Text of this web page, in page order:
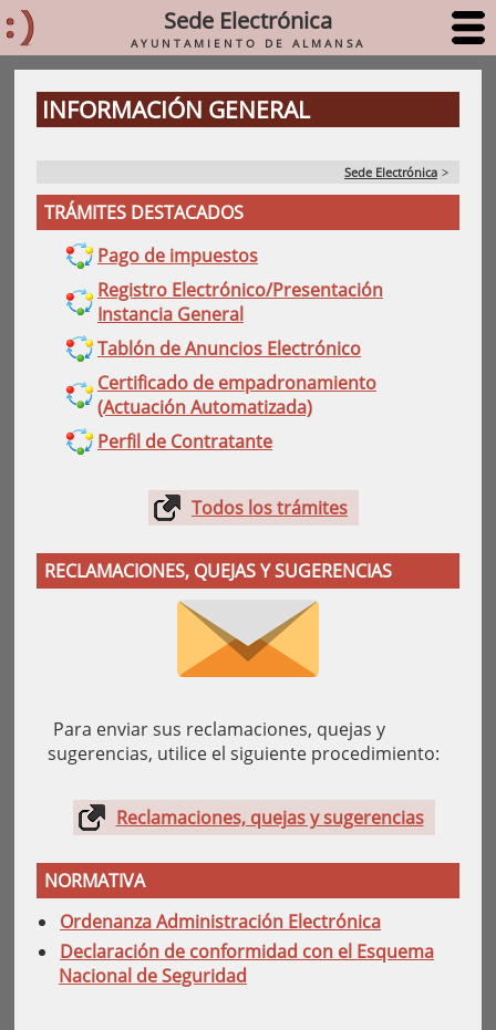
Sede Electrónica
AYUNTAMIENTO DE ALMANSA
INFORMACIÓN GENERAL
Sede Electrónica >
TRÁMITES DESTACADOS
Pago de impuestos
Registro Electrónico/Presentación
Instancia General
Tablón de Anuncios Electrónico
Certificado de empadronamiento
(Actuación Automatizada)
Perfil de Contratante
Todos los trámites
RECLAMACIONES, QUEJAS Y SUGERENCIAS
Para enviar sus reclamaciones, quejas y
sugerencias, utilice el siguiente procedimiento:
Reclamaciones, quejas y sugerencias
NORMATIVA
Ordenanza Administración Electrónica
Declaración de conformidad con el Esquema
Nacional de Seguridad